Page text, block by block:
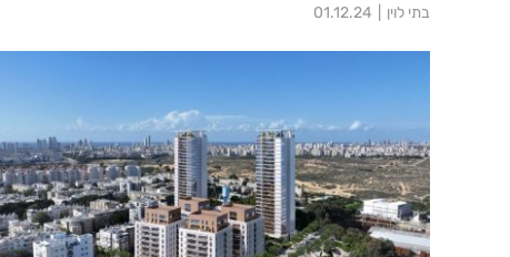
בתי לוין 01.12.24